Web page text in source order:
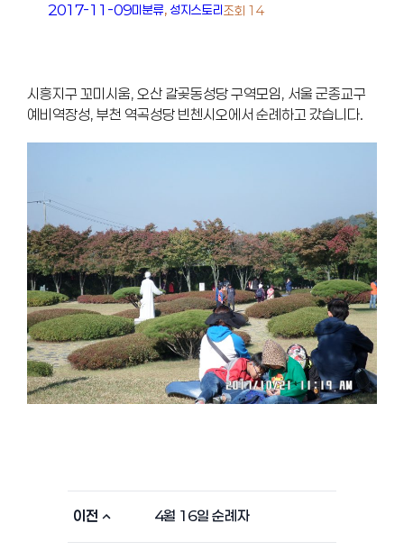
2017-11-09미분류, 성지스토리조회 14
시흥지구 꼬미시움, 오산 갈곶동성당 구역모임, 서울 군종교구
예비역장성, 부천 역곡성당 빈첸시오에서 순례하고 갔습니다.
이전 4월 16일 순례자